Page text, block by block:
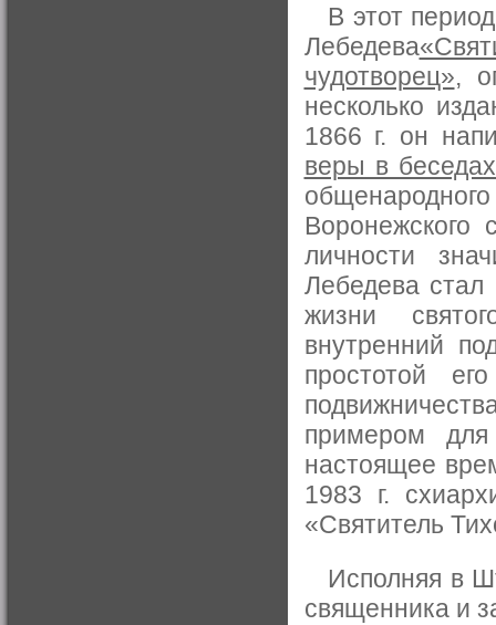
В этот
Лебедева
чудотворец»,
несколько
1866 г. он
веры в
Воронежского
личности
Лебедева
жизни
внутренний
простотой
примером
настоящее
1983 г.
«Святитель
Исполняя в
священника и